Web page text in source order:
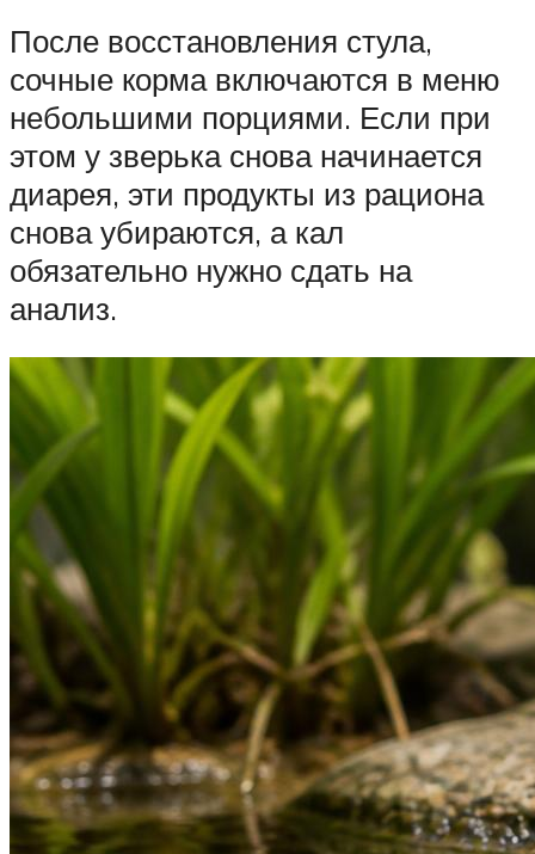
После восстановления стула,
сочные корма включаются в меню
небольшими порциями. Если при
этом у зверька снова начинается
диарея, эти продукты из рациона
снова убираются, а кал
обязательно нужно сдать на
анализ.